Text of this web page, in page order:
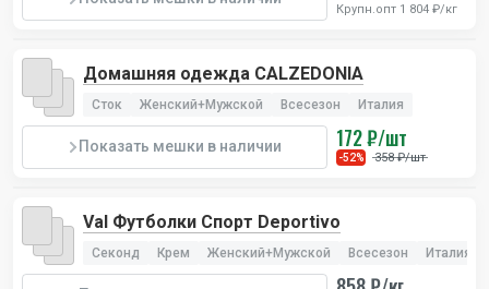
Крупн.опт 1 804 ₽/кг
Домашняя одежда CALZEDONIA
Сток Женский+Мужской Всесезон Италия
Показать мешки в наличии 172 ₽/шт
-52% 358 ₽/шт
Val Футболки Спорт Deportivo
Секонд Крем Женский+Мужской Всесезон Италия